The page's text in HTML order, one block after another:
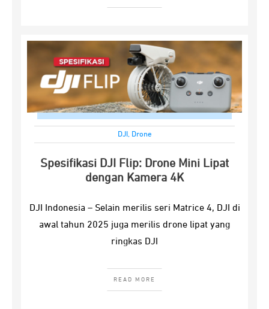
DJI , Drone
Spesifikasi DJI Flip: Drone Mini Lipat
dengan Kamera 4K
DJI Indonesia – Selain merilis seri Matrice 4, DJI di
awal tahun 2025 juga merilis drone lipat yang
ringkas DJI
READ MORE